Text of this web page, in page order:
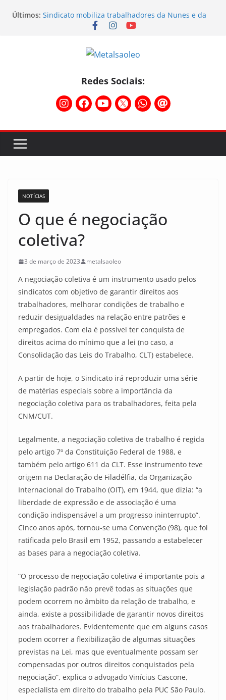
Últimos: Sindicato mobiliza trabalhadores da Nunes e da
planeja o futuro da região
Semana do STIMMMESL foi marcada por fortes
Conselho Diretivo da CNM/CUT debate indústria e
mobilização dos metalúrgicos
Physioclinic: parceira do Sindicato
Redes Sociais:
NOTÍCIAS
O que é negociação
coletiva?
3 de março de 2023 metalsaoleo
A negociação coletiva é um instrumento usado pelos
sindicatos com objetivo de garantir direitos aos
trabalhadores, melhorar condições de trabalho e
reduzir desigualdades na relação entre patrões e
empregados. Com ela é possível ter conquista de
direitos acima do mínimo que a lei (no caso, a
Consolidação das Leis do Trabalho, CLT) estabelece.
A partir de hoje, o Sindicato irá reproduzir uma série
de matérias especiais sobre a importância da
negociação coletiva para os trabalhadores, feita pela
CNM/CUT.
Legalmente, a negociação coletiva de trabalho é regida
pelo artigo 7º da Constituição Federal de 1988, e
também pelo artigo 611 da CLT. Esse instrumento teve
origem na Declaração de Filadélfia, da Organização
Internacional do Trabalho (OIT), em 1944, que dizia: “a
liberdade de expressão e de associação é uma
condição indispensável a um progresso ininterrupto”.
Cinco anos após, tornou-se uma Convenção (98), que foi
ratificada pelo Brasil em 1952, passando a estabelecer
as bases para a negociação coletiva.
“O processo de negociação coletiva é importante pois a
legislação padrão não prevê todas as situações que
podem ocorrem no âmbito da relação de trabalho, e
ainda, existe a possibilidade de garantir novos direitos
aos trabalhadores. Evidentemente que em alguns casos
podem ocorrer a flexibilização de algumas situações
previstas na Lei, mas que eventualmente possam ser
compensadas por outros direitos conquistados pela
negociação”, explica o advogado Vinícius Cascone,
especialista em direito do trabalho pela PUC São Paulo.